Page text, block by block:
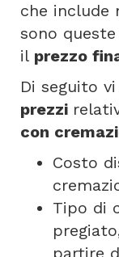
che include
sono
il prezzo
Di seguito
prezzi
con
Costo
Tipo di
partire